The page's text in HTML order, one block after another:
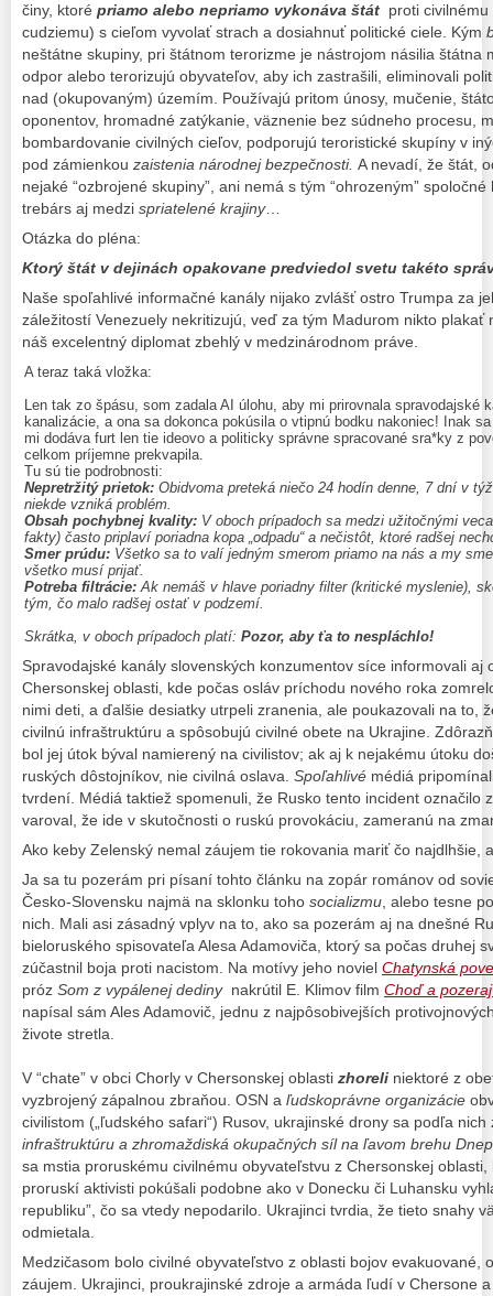
činy, ktoré priamo alebo nepriamo vykonáva štát proti
cudziemu) s cieľom vyvolať strach a dosiahnuť politické ciele. Kým
neštátne skupiny, pri štátnom terorizme je nástrojom násilia štátna
odpor alebo terorizujú obyvateľov, aby ich zastrašili, eliminovali
nad (okupovaným) územím. Používajú pritom únosy, mučenie,
oponentov, hromadné zatýkanie, väznenie bez súdneho procesu,
bombardovanie civilných cieľov, podporujú teroristické skupíny v
pod zámienkou zaistenia národnej bezpečnosti. A nevadí, že štát,
nejaké “ozbrojené skupiny”, ani nemá s tým “ohrozeným”
trebárs aj medzi spriatelené krajiny…
Otázka do pléna:
Ktorý štát v dejinách opakovane predviedol svetu takéto
Naše spoľahlivé informačné kanály nijako zvlášť ostro Trumpa za
záležitostí Venezuely nekritizujú, veď za tým Madurom nikto plakať
náš excelentný diplomat zbehlý v medzinárodnom práve.
A teraz taká vložka:
Len tak zo špásu, som zadala AI úlohu, aby mi prirovnala spravodajské
kanalizácie, a ona sa dokonca pokúsila o vtipnú bodku nakoniec! Inak
mi dodáva furt len tie ideovo a politicky správne spracované sra*ky z
celkom príjemne prekvapila.
Tu sú tie podrobnosti:
Nepretržitý prietok: Obidvoma preteká niečo 24 hodín denne, 7 dní v
niekde vzniká problém.
Obsah pochybnej kvality: V oboch prípadoch sa medzi užitočnými
fakty) často priplaví poriadna kopa „odpadu“ a nečistôt, ktoré radšej
Smer prúdu: Všetko sa to valí jedným smerom priamo na nás a my
všetko musí prijať.
Potreba filtrácie: Ak nemáš v hlave poriadny filter (kritické myslenie),
tým, čo malo radšej ostať v podzemí.
Skrátka, v oboch prípadoch platí: Pozor, aby ťa to nespláchlo!
Spravodajské kanály slovenských konzumentov síce informovali aj
Chersonskej oblasti, kde počas osláv príchodu nového roka
nimi deti, a ďalšie desiatky utrpeli zranenia, ale poukazovali na to,
civilnú infraštruktúru a spôsobujú civilné obete na Ukrajine.
bol jej útok býval namierený na civilistov; ak aj k nejakému útoku
ruských dôstojníkov, nie civilná oslava. Spoľahlivé médiá
tvrdení. Médiá taktiež spomenuli, že Rusko tento incident označilo
varoval, že ide v skutočnosti o ruskú provokáciu, zameranú na
Ako keby Zelenský nemal záujem tie rokovania mariť čo najdlhšie,
Ja sa tu pozerám pri písaní tohto článku na zopár románov od
Česko-Slovensku najmä na sklonku toho socializmu , alebo tesne
nich. Mali asi zásadný vplyv na to, ako sa pozerám aj na dnešné
bieloruského spisovateľa Alesa Adamoviča, ktorý sa počas druhej
zúčastnil boja proti nacistom. Na motívy jeho noviel Chatynská
próz Som z vypálenej dedinynakrútil E. Klimov film Choď a
napísal sám Ales Adamovič, jednu z najpôsobivejších
živote stretla.
V “chate” v obci Chorly v Chersonskej oblasti zhoreli niektoré z
vyzbrojený zápalnou zbraňou. OSN a ľudskoprávne organizácie
civilistom („ľudského safari“) Rusov, ukrajinské drony sa podľa
infraštruktúru a zhromaždiská okupačných síl na ľavom brehu
sa mstia proruskému civilnému obyvateľstvu z Chersonskej
proruskí aktivisti pokúšali podobne ako v Donecku či Luhansku
republiku”, čo sa vtedy nepodarilo. Ukrajinci tvrdia, že tieto snahy
odmietala.
Medzičasom bolo civilné obyvateľstvo z oblasti bojov evakuované,
záujem. Ukrajinci, proukrajinské zdroje a armáda ľudí v Chersone